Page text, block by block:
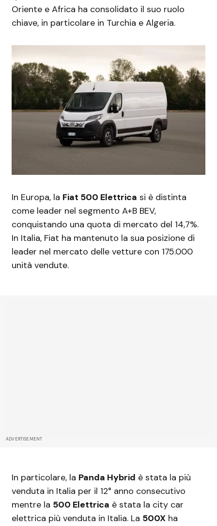
Oriente e Africa ha consolidato il suo ruolo
chiave, in particolare in Turchia e Algeria.
In Europa, la Fiat 500 Elettrica si è distinta
come leader nel segmento A+B BEV,
conquistando una quota di mercato del 14,7%.
In Italia, Fiat ha mantenuto la sua posizione di
leader nel mercato delle vetture con 175.000
unità vendute.
ADVERTISEMENT
In particolare, la Panda Hybrid è stata la più
venduta in Italia per il 12° anno consecutivo
mentre la 500 Elettrica è stata la city car
elettrica più venduta in Italia. La 500X ha